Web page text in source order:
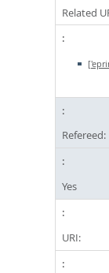
Related
Refereed:
Yes
URI: